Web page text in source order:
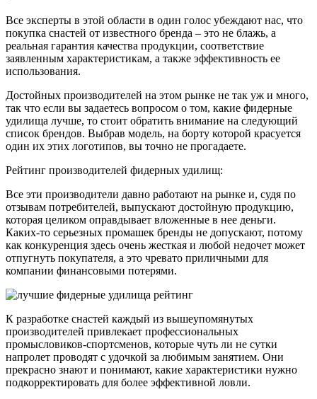
Все эксперты в этой области в один голос убеждают нас, что
покупка снастей от известного бренда – это не блажь, а
реальная гарантия качества продукции, соответствие
заявленным характеристикам, а также эффективность ее
использования.
Достойных производителей на этом рынке не так уж и много,
так что если вы задаетесь вопросом о том, какие фидерные
удилища лучше, то стоит обратить внимание на следующий
список брендов. Выбрав модель, на борту которой красуется
один их этих логотипов, вы точно не прогадаете.
Рейтинг производителей фидерных удилищ:
Все эти производители давно работают на рынке и, судя по
отзывам потребителей, выпускают достойную продукцию,
которая целиком оправдывает вложенные в нее деньги.
Каких-то серьезных промашек бренды не допускают, потому
как конкуренция здесь очень жесткая и любой недочет может
отпугнуть покупателя, а это чревато приличными для
компании финансовыми потерями.
К разработке снастей каждый из вышеупомянутых
производителей привлекает профессиональных
промысловиков-спортсменов, которые чуть ли не сутки
напролет проводят с удочкой за любимым занятием. Они
прекрасно знают и понимают, какие характеристики нужно
подкорректировать для более эффективной ловли.